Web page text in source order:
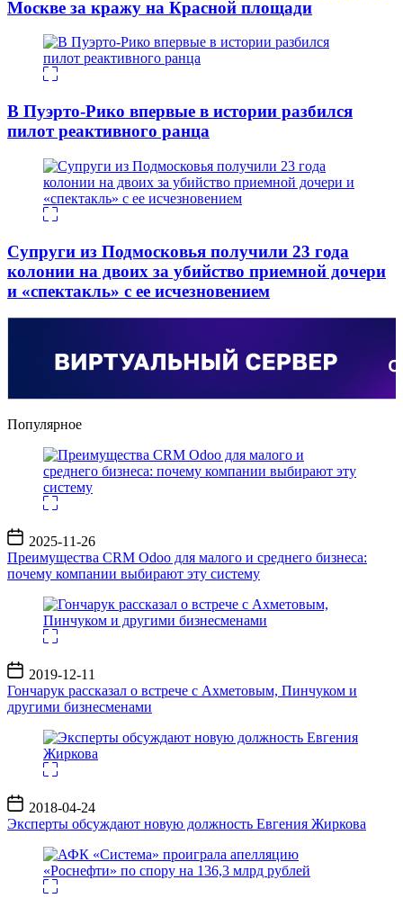
Москве за кражу на Красной площади
В Пуэрто-Рико впервые в истории разбился
пилот реактивного ранца
Супруги из Подмосковья получили 23 года
колонии на двоих за убийство приемной дочери
и «спектакль» с ее исчезновением
Популярное
Дата
записи
2025-11-26
Преимущества CRM Odoo для малого и среднего бизнеса:
почему компании выбирают эту систему
Дата
записи
2019-12-11
Гончарук рассказал о встрече с Ахметовым, Пинчуком и
другими бизнесменами
Дата
записи
2018-04-24
Эксперты обсуждают новую должность Евгения Жиркова